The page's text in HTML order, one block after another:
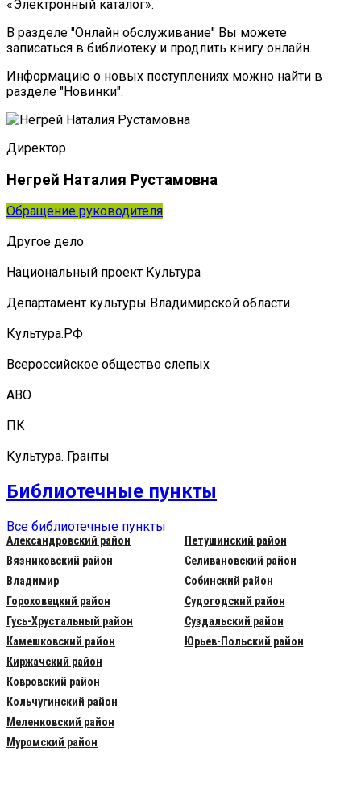
«Электронный каталог».
В разделе "Онлайн обслуживание" Вы можете
записаться в библиотеку и продлить книгу онлайн.
Информацию о новых поступлениях можно найти в
разделе "Новинки".
Директор
Негрей Наталия Рустамовна
Обращение руководителя
Другое дело
Национальный проект Культура
Департамент культуры Владимирской области
Культура.РФ
Всероссийское общество слепых
АВО
ПК
Культура. Гранты
Библиотечные пункты
Все библиотечные пункты
Александровский район
Вязниковский район
Владимир
Гороховецкий район
Гусь-Хрустальный район
Камешковский район
Киржачский район
Ковровский район
Кольчугинский район
Меленковский район
Муромский район
Петушинский район
Селивановский район
Собинский район
Судогодский район
Суздальский район
Юрьев-Польский район